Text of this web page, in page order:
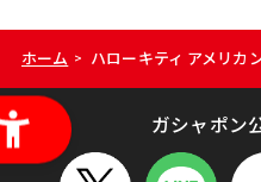
ホーム > ハローキティ アメリカ
ガシャポン